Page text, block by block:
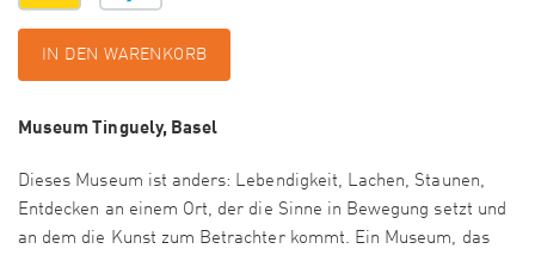
IN DEN WARENKORB
Museum Tinguely, Basel
Dieses Museum ist anders: Lebendigkeit, Lachen, Staunen,
Entdecken an einem Ort, der die Sinne in Bewegung setzt und
an dem die Kunst zum Betrachter kommt. Ein Museum, das